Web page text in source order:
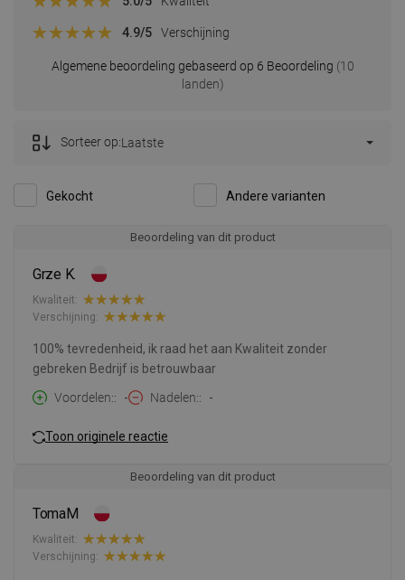
Algemene beoordeling gebaseerd op 6 Beoordeling (10
landen)
4.9/5 Verschijning
Gekocht Andere varianten
Sorteer op:Laatste
Beoordeling van dit product
Grze K.
Kwaliteit:
Verschijning:
100% tevredenheid, ik raad het aan Kwaliteit zonder
gebreken Bedrijf is betrouwbaar
Voordelen:
- Nadelen: -
Toon originele reactie
Beoordeling van dit product
TomaM
Kwaliteit:
Verschijning: